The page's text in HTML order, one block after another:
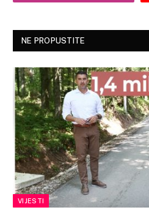
NE PROPUSTITE
VIJESTI